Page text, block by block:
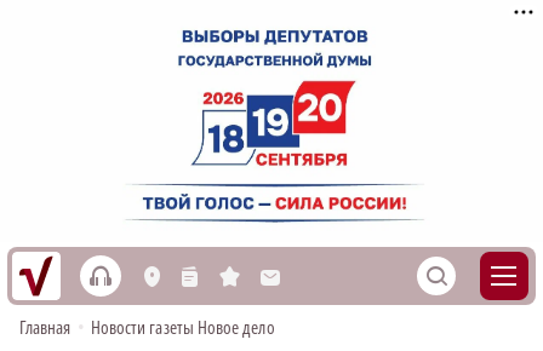
h L n s M S
Главная • Новости газеты Новое дело